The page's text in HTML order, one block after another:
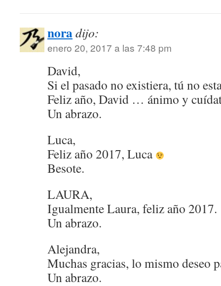
noradijo:
enero 20, 2017 a las 7:48 pm
David,
Si el pasado no existiera, tú no
Feliz año, David … ánimo y
Un abrazo.
Luca,
Feliz año 2017, Luca
Besote.
LAURA,
Igualmente Laura, feliz año 2017.
Un abrazo.
Alejandra,
Muchas gracias, lo mismo deseo
Un abrazo.